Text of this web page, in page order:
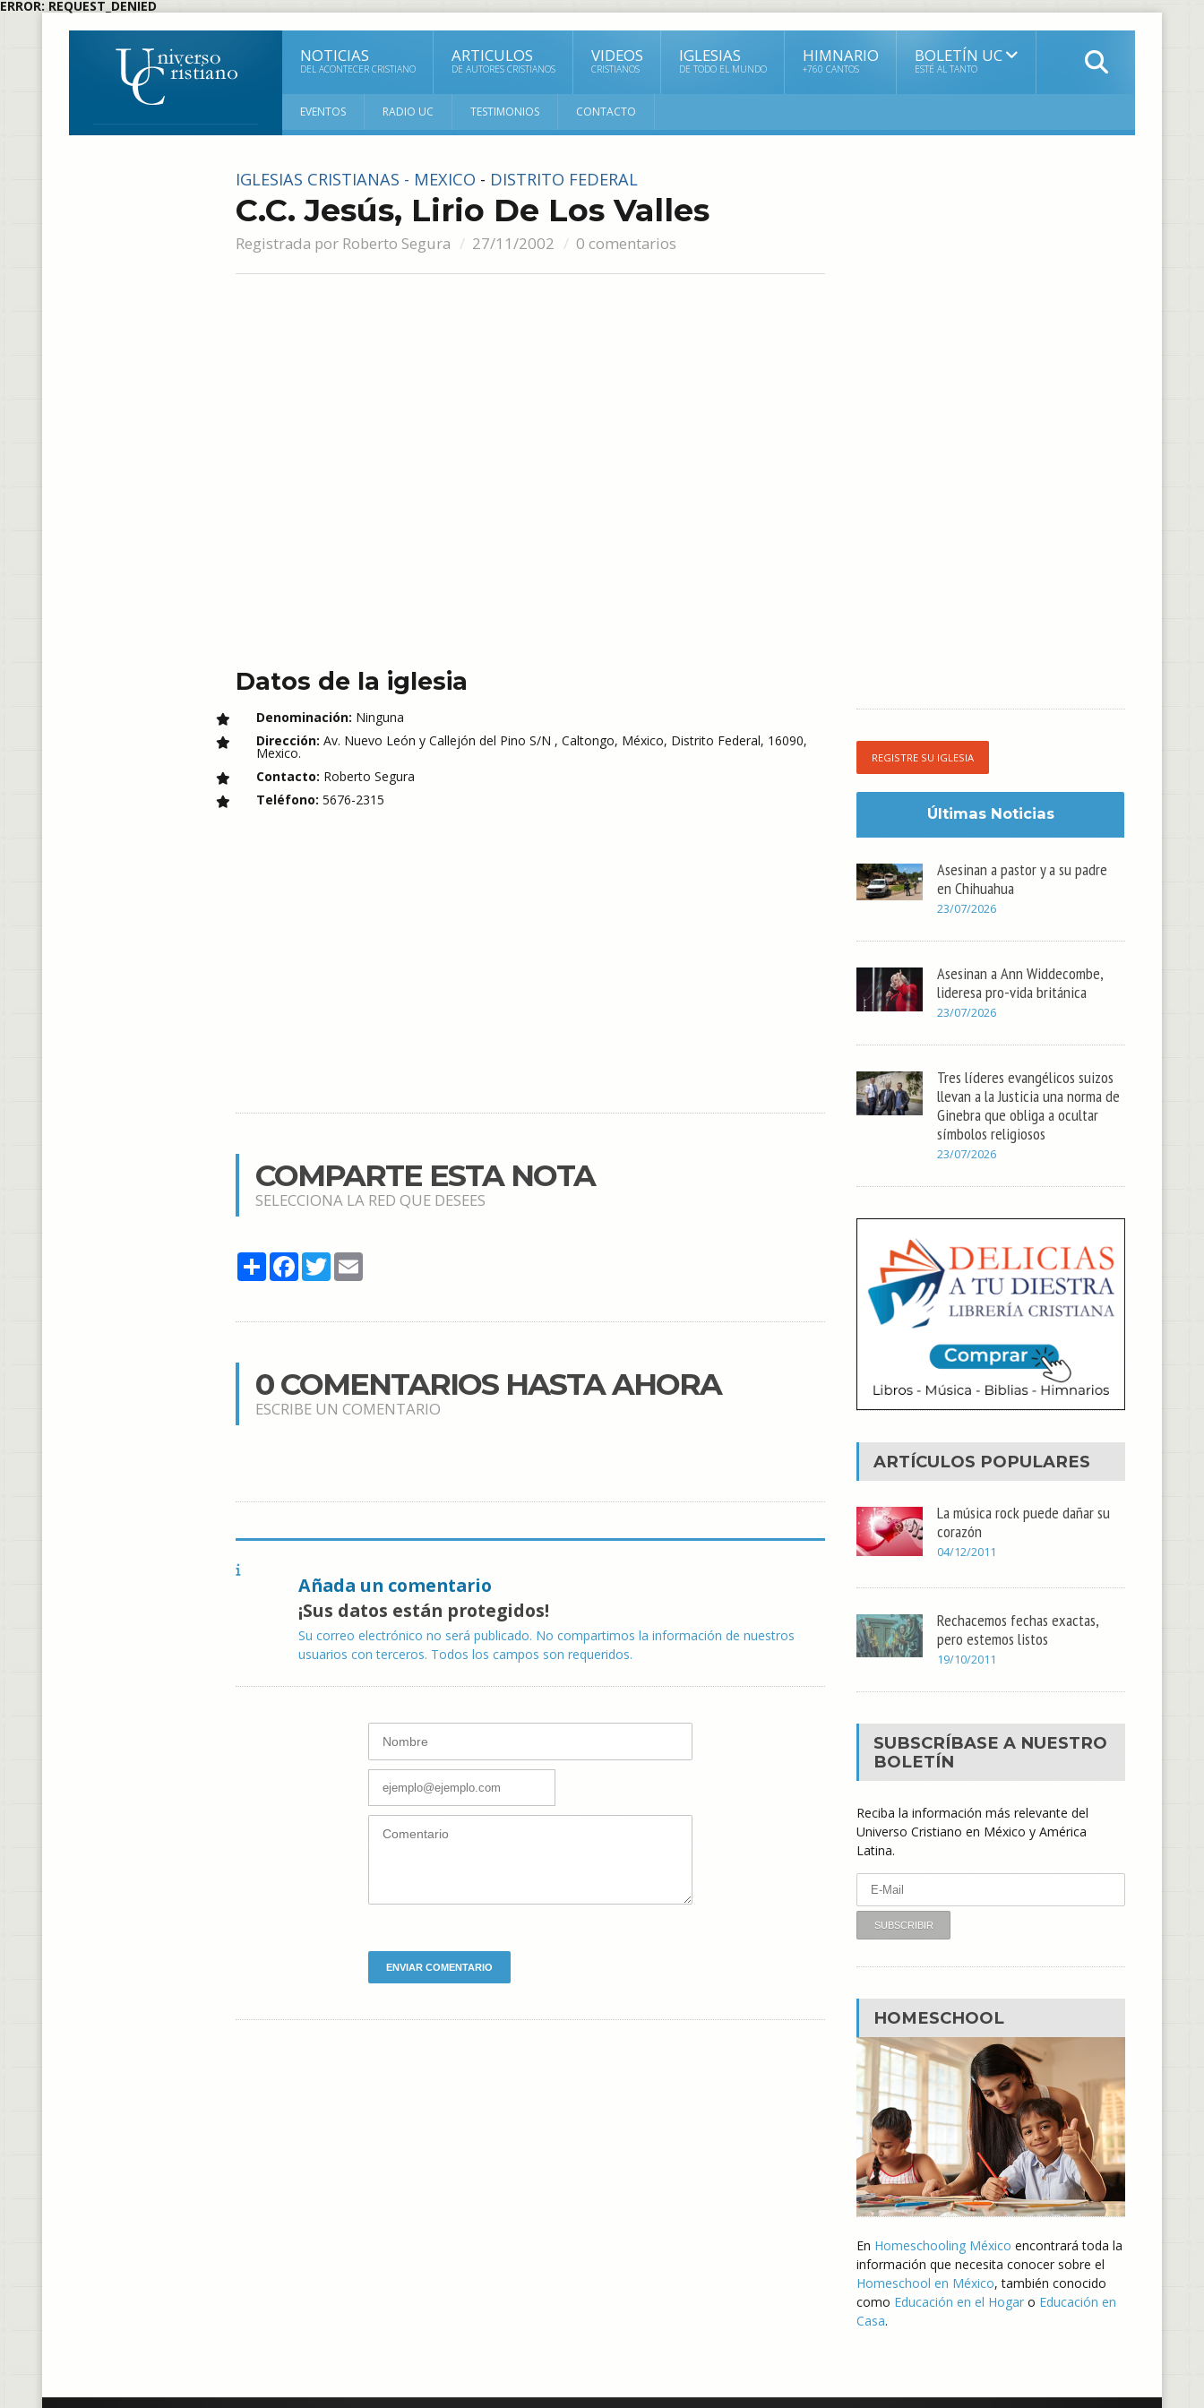
ERROR: REQUEST_DENIED
NOTICIAS
DEL ACONTECER CRISTIANO
ARTICULOS
DE AUTORES CRISTIANOS
VIDEOS
CRISTIANOS
IGLESIAS
DE TODO EL MUNDO
HIMNARIO
+760 CANTOS
BOLETÍN UC
ESTÉ AL TANTO
EVENTOS RADIO UC TESTIMONIOS CONTACTO
IGLESIAS CRISTIANAS - MEXICO - DISTRITO FEDERAL
C.C. Jesús, Lirio De Los Valles
Registrada por Roberto Segura 27/11/2002 0 comentarios
Datos de la iglesia
Denominación: Ninguna
Dirección: Av. Nuevo León y Callejón del Pino S/N , Caltongo, México, Distrito Federal, 16090,
Mexico.
Contacto: Roberto Segura
Teléfono: 5676-2315
COMPARTE ESTA NOTA
SELECCIONA LA RED QUE DESEES
ShareFacebook
TwitterEmail
0 COMENTARIOS HASTA AHORA
ESCRIBE UN COMENTARIO
Añada un comentario
¡Sus datos están protegidos!
Su correo electrónico no será publicado. No compartimos la información de nuestros
usuarios con terceros. Todos los campos son requeridos.
REGISTRE SU IGLESIA
Últimas Noticias
Asesinan a pastor y a su padre
en Chihuahua
23/07/2026
Asesinan a Ann Widdecombe,
lideresa pro-vida británica
23/07/2026
Tres líderes evangélicos suizos
llevan a la Justicia una norma de
Ginebra que obliga a ocultar
símbolos religiosos
23/07/2026
ARTÍCULOS POPULARES
La música rock puede dañar su
corazón
04/12/2011
Rechacemos fechas exactas,
pero estemos listos
19/10/2011
SUBSCRÍBASE A NUESTRO
BOLETÍN
Reciba la información más relevante del
Universo Cristiano en México y América
Latina.
HOMESCHOOL
En Homeschooling México encontrará toda la
información que necesita conocer sobre el
Homeschool en México, también conocido
como Educación en el Hogar o Educación en
Casa.